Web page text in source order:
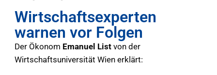
Wirtschaftsexperten
warnen vor Folgen
Der Ökonom Emanuel List von der
Wirtschaftsuniversität Wien erklärt: